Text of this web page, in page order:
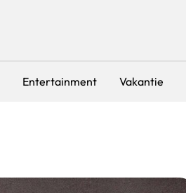
Entertainment Vakantie